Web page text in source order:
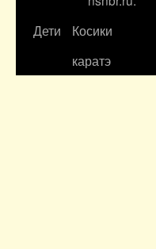
Дети
Косики
каратэ